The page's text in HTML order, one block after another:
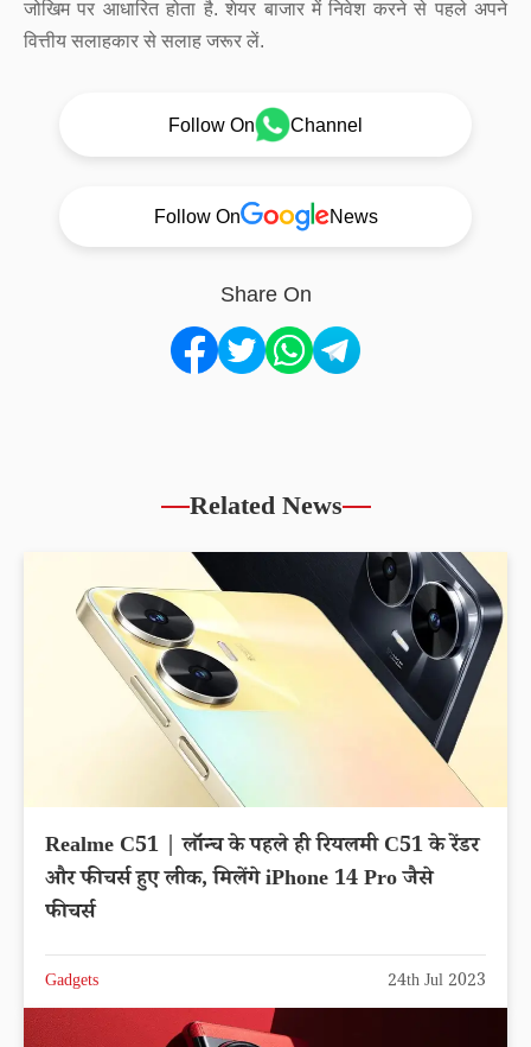
जोखिम पर आधारित होता है. शेयर बाजार में निवेश करने से पहले अपने
वित्तीय सलाहकार से सलाह जरूर लें.
Follow On Channel
Follow On News
Share On
Related News
Realme C51 | लॉन्च के पहले ही रियलमी C51 के रेंडर
और फीचर्स हुए लीक, मिलेंगे iPhone 14 Pro जैसे
फीचर्स
Gadgets 24th Jul 2023